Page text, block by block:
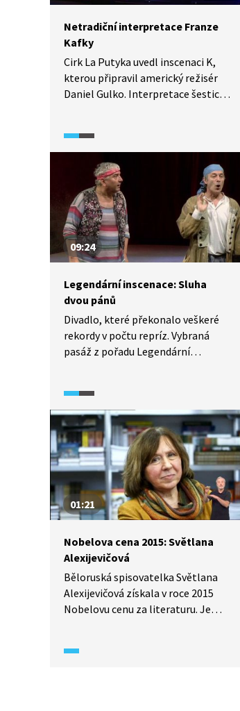
Netradiční interpretace Franze
Kafky
Cirk La Putyka uvedl inscenaci K,
kterou připravil americký režisér
Daniel Gulko. Interpretace šestice
v krátkém videu.
09:24
Legendární inscenace: Sluha
dvou pánů
Divadlo, které překonalo veškeré
rekordy v počtu repríz. Vybraná
pasáž z pořadu Legendární
nejen Miroslav Donutil, ale i režisér
Ivan Rajmont. Video je doplněno
o záběry z inscenace z prken
Národního divadla.
01:21
Nobelova cena 2015: Světlana
Alexijevičová
Běloruská spisovatelka Světlana
Alexijevičová získala v roce 2015
Nobelovu cenu za literaturu. Je
budoucnosti, Válka nemá ženskou